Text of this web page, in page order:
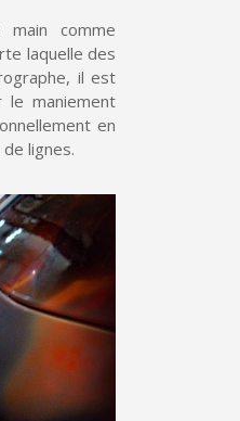
comme
laquelle des
il est
le maniement
en
lignes.